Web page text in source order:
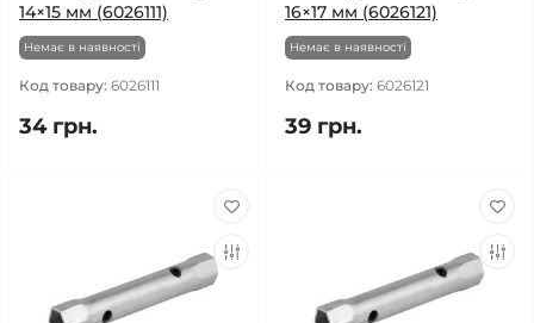
14×15 мм (6026111)
Немає в наявності
Код товару: 6026111
34 грн.
16×17 мм (6026121)
Немає в наявності
Код товару: 6026121
39 грн.